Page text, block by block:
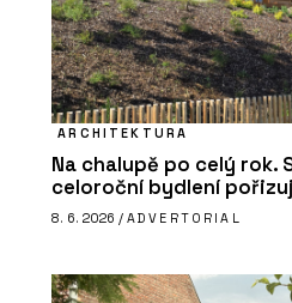
ARCHITEKTURA
Na chalupě po celý rok.
celoroční bydlení
8. 6. 2026 / ADVERTORIAL